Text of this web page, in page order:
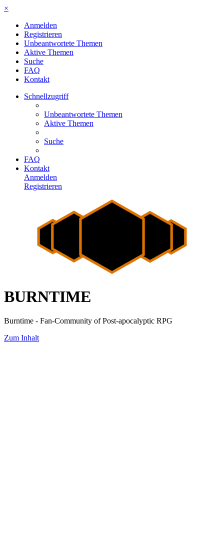
×
Anmelden
Registrieren
Unbeantwortete Themen
Aktive Themen
Suche
FAQ
Kontakt
Schnellzugriff
Unbeantwortete Themen
Aktive Themen
Suche
FAQ
Kontakt
Anmelden
Registrieren
BURNTIME
Burntime - Fan-Community of Post-apocalyptic RPG
Zum Inhalt